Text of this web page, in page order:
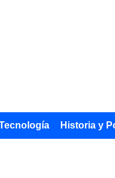
Historia y